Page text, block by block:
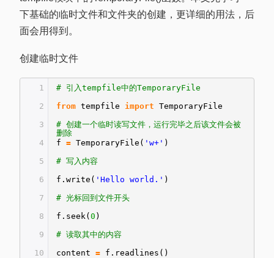
下基础的临时文件和文件夹的创建，更详细的用法，后
面会用得到。
创建临时文件
1
2
3
4
5
6
7
8
9
10
# 引入tempfile中的TemporaryFile
from tempfile import TemporaryFile
# 创建一个临时读写文件，运行完毕之后该文件会被
删除
f = TemporaryFile( 'w+' )
# 写入内容
f.write( 'Hello world.' )
# 光标回到文件开头
f.seek( 0 )
# 读取其中的内容
content = f.readlines()